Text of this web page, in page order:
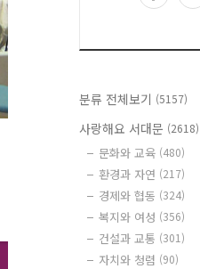
분류 전체보기 (5157)
사랑해요 서대문 (2618)
문화와 교육 (480)
환경과 자연 (217)
경제와 협동 (324)
복지와 여성 (356)
건설과 교통 (301)
자치와 청렴 (90)